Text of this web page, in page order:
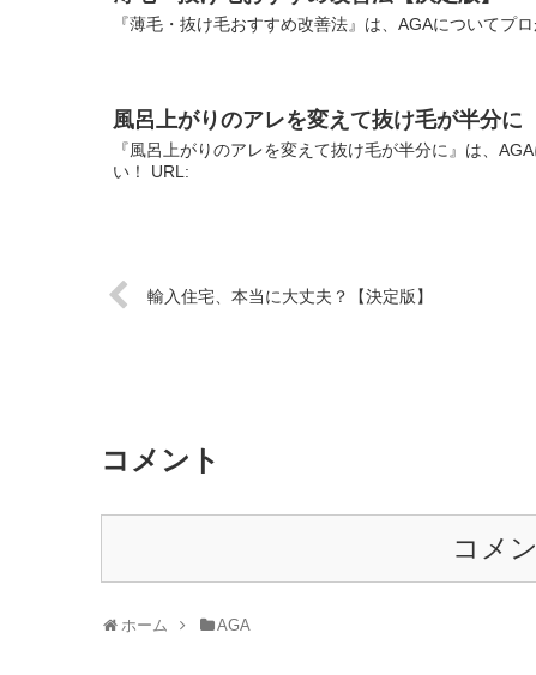
『薄毛・抜け毛おすすめ改善法』は、AGAについて
風呂上がりのアレを変えて抜け毛が半分に
『風呂上がりのアレを変えて抜け毛が半分に』は、
い！ URL:
輸入住宅、本当に大丈夫？【決定版】
コメント
コメ
ホーム AGA